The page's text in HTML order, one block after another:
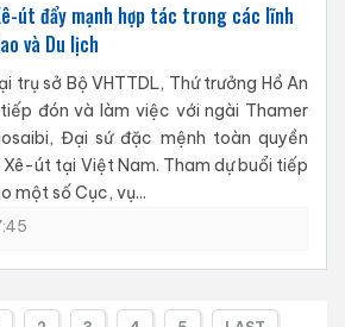
út đẩy mạnh hợp tác trong các lĩnh
và Du lịch
trụ sở Bộ VHTTDL, Thứ trưởng Hồ An
đón và làm việc với ngài Thamer
Đại sứ đặc mệnh toàn quyền
út tại Việt Nam. Tham dự buổi tiếp
một số Cục, vụ...